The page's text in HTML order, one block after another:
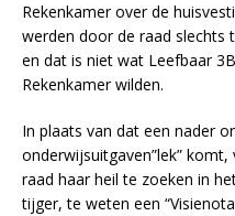
Rekenkamer over de
werden door de raad slechts
en dat is niet wat Leefbaar
Rekenkamer wilden.
In plaats van dat een nader
onderwijsuitgaven”lek”
raad haar heil te zoeken in
tijger, te weten een